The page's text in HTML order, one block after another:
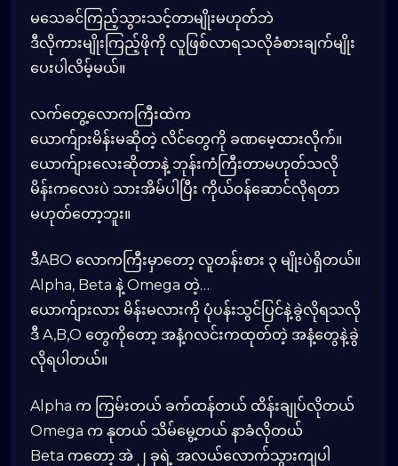
မသေခင်ကြည့်သွားသင့်တာမျိုးမဟုတ်ဘဲ
ဒီလိုကားမျိုးကြည့်ဖိုကို လူဖြစ်လာရသလိုခံစားချက်မျိုး
ပေးပါလိမ့်မယ်။
လက်တွေ့လောကကြီးထဲက
ယောက်ျားမိန်းမဆိုတဲ့ လိင်တွေကို ခဏမေ့ထားလိုက်။
ယောက်ျားလေးဆိုတာနဲ့ ဘုန်းကံကြီးတာမဟုတ်သလို
မိန်းကလေးပဲ သားအိမ်ပါပြီး ကိုယ်ဝန်ဆောင်လိုရတာ
မဟုတ်တော့ဘူး။
ဒီABO လောကကြီးမှာတော့ လူတန်းစား ၃ မျိုးပဲရှိတယ်။
Alpha, Beta နဲ့ Omega တဲ့…
ယောက်ျားလား မိန်းမလားကို ပုံပန်းသွင်ပြင်နဲ့ခွဲလိုရသလို
ဒီ A,B,O တွေကိုတော့ အနံ့ဂလင်းကထုတ်တဲ့ အနံ့တွေနဲ့ခွဲ
လိုရပါတယ်။
Alpha က ကြမ်းတယ် ခက်ထန်တယ် ထိန်းချုပ်လိုတယ်
Omega က နုတယ် သိမ်မွေ့တယ် နာခံလိုတယ်
Beta ကတော့ အဲ ၂ ခုရဲ့ အလယ်လောက်သွားကျပါ